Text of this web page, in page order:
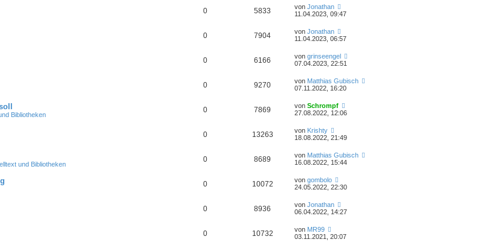
0 5833 von Jonathan
11.04.2023, 09:47
0 7904 von Jonathan
11.04.2023, 06:57
0 6166 von grinseengel
07.04.2023, 22:51
0 9270 von Matthias Gubisch
07.11.2022, 16:20
Bibliotheken
0 7869 von Schrompf
27.08.2022, 12:06
0 13263 von Krishty
18.08.2022, 21:49
und Bibliotheken
0 8689 von Matthias Gubisch
16.08.2022, 15:44
0 10072 von gombolo
24.05.2022, 22:30
0 8936 von Jonathan
06.04.2022, 14:27
0 10732 von MR99
03.11.2021, 20:07